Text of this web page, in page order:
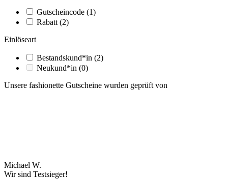
Gutscheincode (1)
Rabatt (2)
Einlöseart
Bestandskund*in (2)
Neukund*in (0)
Unsere fashionette Gutscheine wurden geprüft von
Michael W.
Wir sind Testsieger!